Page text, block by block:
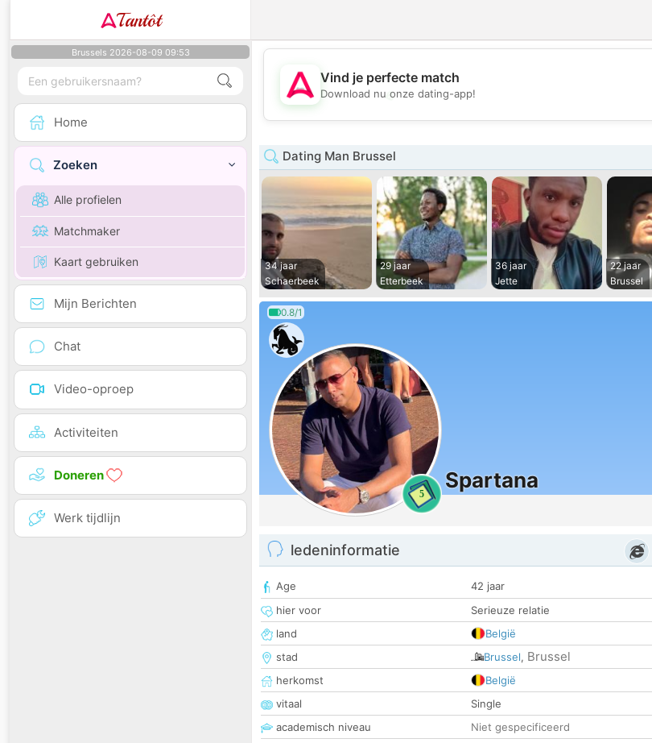
Tantôt
Brussels 2026-08-09 09:53
Home
Zoeken
Alle profielen
Matchmaker
Kaart gebruiken
Mijn Berichten
Chat
Video-oproep
Activiteiten
Doneren
Werk tijdlijn
💕
Vind je perfecte match
Download nu onze dating-app!
Dating Man Brussel
34 jaar
Schaerbeek
29 jaar
Etterbeek
36 jaar
Jette
22 jaar
Brussel
0.8/1
5
Spartana
ledeninformatie
Age
42 jaar
hier voor
Serieuze relatie
land
België
stad
Brussel, Brussel
herkomst
België
vitaal
Single
academisch niveau
Niet gespecificeerd